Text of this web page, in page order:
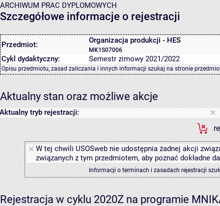
ARCHIWUM PRAC DYPLOMOWYCH
Szczegółowe informacje o rejestracji
Przedmiot: Organizacja produkcji - HES
MK1S07006
Cykl dydaktyczny: Semestr zimowy 2021/2022
Opisu przedmiotu, zasad zaliczania i innych informacji szukaj na stronie
Aktualny stan oraz możliwe akcje
Aktualny tryb rejestracji:
W tej chwili USOSweb nie udostępnia żadnej akcji
związanych z tym przedmiotem, aby poznać dokładne
Informacji o terminach i zasadach rejestracji
Rejestracja w cyklu 2020Z na programie